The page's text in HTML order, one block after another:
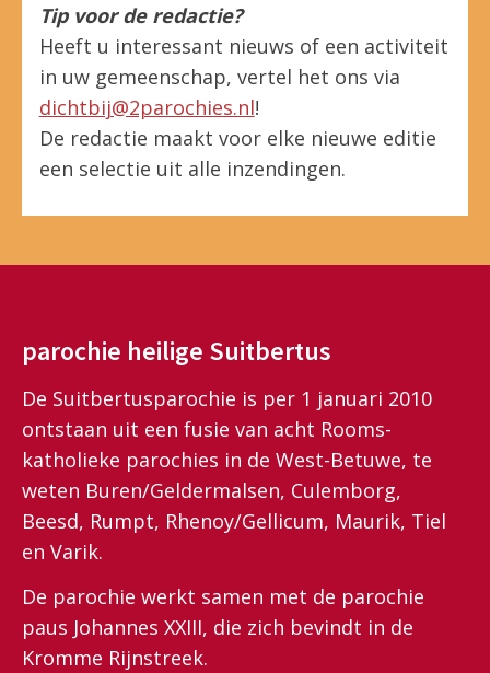
Tip voor de redactie?
Heeft u interessant nieuws of een activiteit
in uw gemeenschap, vertel het ons via
dichtbij@2parochies.nl!
De redactie maakt voor elke nieuwe editie
een selectie uit alle inzendingen.
parochie heilige Suitbertus
De Suitbertusparochie is per 1 januari 2010
ontstaan uit een fusie van acht Rooms-
katholieke parochies in de West-Betuwe, te
weten Buren/Geldermalsen, Culemborg,
Beesd, Rumpt, Rhenoy/Gellicum, Maurik, Tiel
en Varik.
De parochie werkt samen met de parochie
paus Johannes XXIII, die zich bevindt in de
Kromme Rijnstreek.